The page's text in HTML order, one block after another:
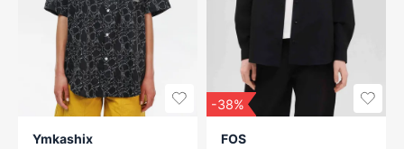
Ymkashix
-38%
FOS